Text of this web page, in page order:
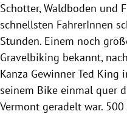
Schotter, Waldboden und
schnellsten FahrerInnen
Stunden. Einem noch
Gravelbiking bekannt,
Kanza Gewinner Ted
seinem Bike einmal quer
Vermont geradelt war.